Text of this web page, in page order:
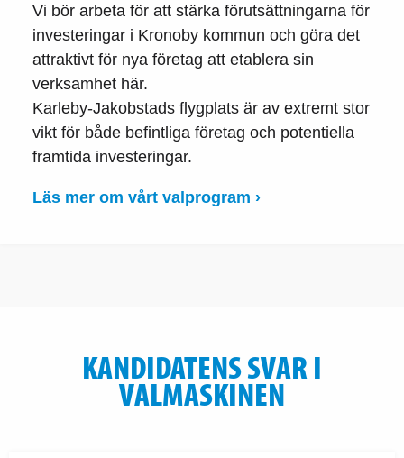
Vi bör arbeta för att stärka förutsättningarna för
investeringar i Kronoby kommun och göra det
attraktivt för nya företag att etablera sin
verksamhet här.
Karleby-Jakobstads flygplats är av extremt stor
vikt för både befintliga företag och potentiella
framtida investeringar.
Läs mer om vårt valprogram ›
KANDIDATENS SVAR I
VALMASKINEN